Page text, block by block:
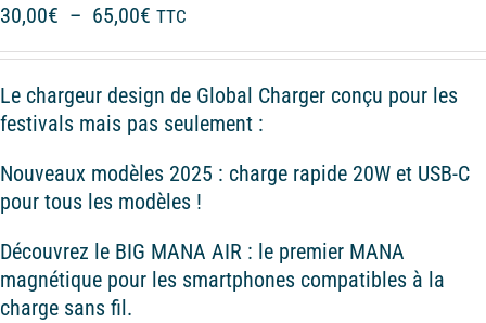
30,00€ – 65,00€ Plage
30,00€
à
TTC
Le chargeur design de Global Charger conçu pour les
festivals mais pas seulement :
Nouveaux modèles 2025 : charge rapide 20W et USB-C
pour tous les modèles !
Découvrez le BIG MANA AIR : le premier MANA
magnétique pour les smartphones compatibles à la
charge sans fil.